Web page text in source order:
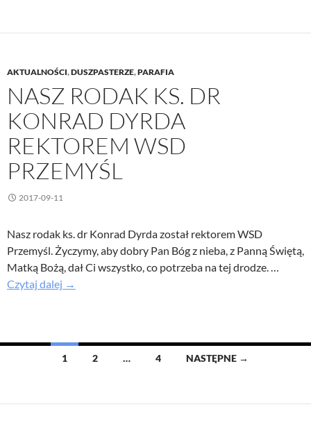
AKTUALNOŚCI,DUSZPASTERZE,PARAFIA
NASZ RODAK KS. DR
KONRAD DYRDA
REKTOREM WSD
PRZEMYŚL
2017-09-11
Nasz rodak ks. dr Konrad Dyrda został rektorem WSD
Przemyśl. Życzymy, aby dobry Pan Bóg z nieba, z Panną Świętą,
Matką Bożą, dał Ci wszystko, co potrzeba na tej drodze. …
Czytaj dalej Nasz
Konrad
→
Nawigacja
wpisach
1 2 … 4 NASTĘPNE →